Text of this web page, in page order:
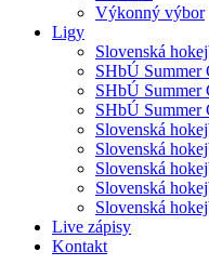
Výkonný výbor
Ligy
Slovenská
SHbÚ Summer
SHbÚ Summer
SHbÚ Summer
Slovenská
Slovenská
Slovenská
Slovenská
Slovenská
Live zápisy
Kontakt